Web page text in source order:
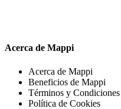
Acerca de Mappi
Acerca de Mappi
Beneficios de Mappi
Términos y Condiciones
Política de Cookies